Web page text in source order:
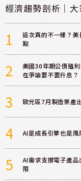
經濟趨勢剖析｜
1
這次真的不一樣？
點
2
美國30年期公債殖
在爭論要不要升息？
3 歐元區7月製造業產
4 AI是成長引擎也是
5
AI需求支撐電子產
限